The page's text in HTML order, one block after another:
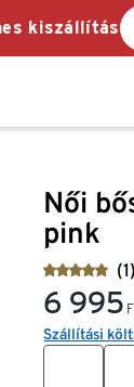
kiszállítás
Női
pink
(1)
6 995
Szállítási